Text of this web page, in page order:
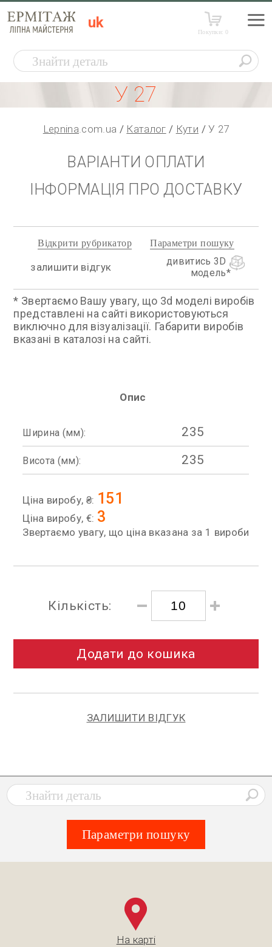
uk
Покупки:0
У 27
Lepnina.com.ua Каталог Кути У 27
ВАРІАНТИ ОПЛАТИ
ІНФОРМАЦІЯ ПРО ДОСТАВКУ
залишити відгук
дивитись 3D
модель
Відкрити рубрикатор Параметри пошуку
* Звертаємо Вашу увагу, що 3d моделі виробів
представлені на сайті використовуються
виключно для візуалізації. Габарити виробів
вказані в каталозі на сайті.
Опис
Ширина (мм): 235
Висота (мм): 235
Ціна виробу, ₴: 151
Ціна виробу, €: 3
Звертаємо увагу, що ціна вказана за 1 вироби
Кількість:
Додати до кошика
ЗАЛИШИТИ ВІДГУК
Параметри пошуку
На карті